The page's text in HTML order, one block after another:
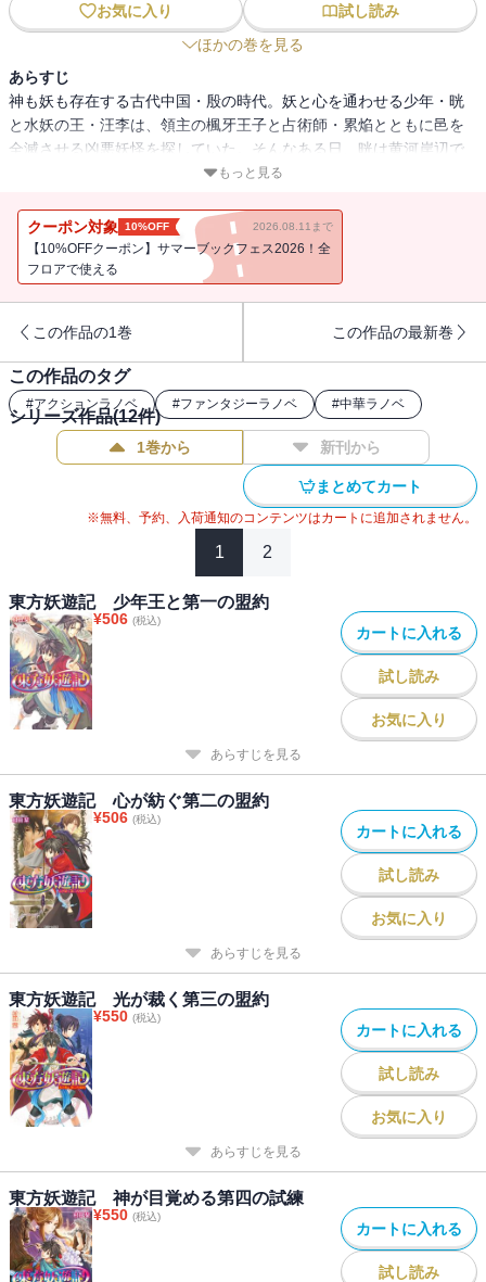
お気に入り
試し読み
ほかの巻を見る
あらすじ
神も妖も存在する古代中国・殷の時代。妖と心を通わせる少年・晄
と水妖の王・汪李は、領主の楓牙王子と占術師・累焔とともに邑を
全滅させる凶悪妖怪を探していた。そんなある日、晄は黄河岸辺で
倒れていた青年を家へ連れ帰ることに。その矢先、晄が刺客に襲わ
えなくなってしまう。さらに邑には凶悪妖怪が現れて!? 楓牙や汪
李、晄を溺愛する兄姉たちに守られながら心の絆や命の大切さを実
感した晄は!? 夢現遊戯（チャイニーズ・ファンタジー）、第２弾！
もっと見る
クーポン対象 10%OFF 2026.08.11まで
【10%OFFクーポン】サマーブックフェス2026！全
フロアで使える
この作品の1巻 この作品の最新巻
この作品のタグ
#アクションラノベ #ファンタジーラノベ #中華ラノベ
シリーズ作品(12件)
1巻から 新刊から
まとめてカート
※無料、予約、入荷通知のコンテンツはカートに追加されません。
1 2
東方妖遊記 少年王と第一の盟約
¥506 (税込)
カートに入れる
試し読み
お気に入り
あらすじを見る
東方妖遊記 心が紡ぐ第二の盟約
¥506 (税込)
カートに入れる
試し読み
お気に入り
あらすじを見る
東方妖遊記 光が裁く第三の盟約
¥550 (税込)
カートに入れる
試し読み
お気に入り
あらすじを見る
東方妖遊記 神が目覚める第四の試練
¥550 (税込)
カートに入れる
試し読み